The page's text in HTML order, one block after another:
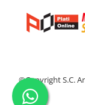
©Copyright S.C.